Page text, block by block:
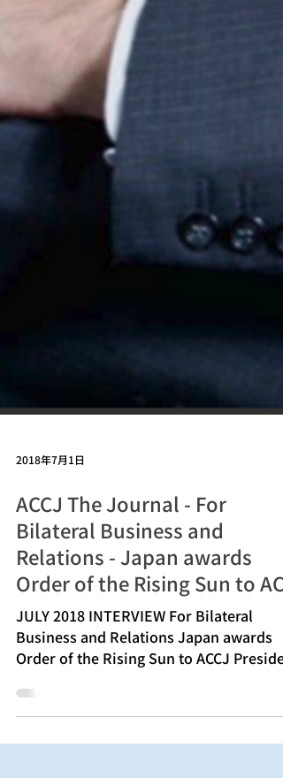
ACCJ The Journal - For
Bilateral Business and
Relations - Japan awards
Order of the Rising Sun to AC
JULY 2018 INTERVIEW For Bilateral
Business and Relations Japan awards
Order of the Rising Sun to ACCJ